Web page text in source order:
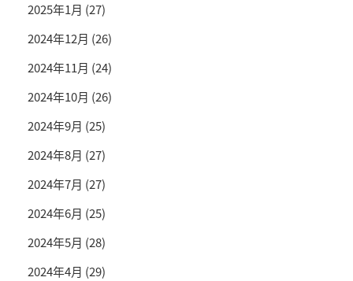
2025年1月 (27)
2024年12月 (26)
2024年11月 (24)
2024年10月 (26)
2024年9月 (25)
2024年8月 (27)
2024年7月 (27)
2024年6月 (25)
2024年5月 (28)
2024年4月 (29)